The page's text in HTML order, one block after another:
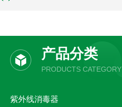
产品分类
PRODUCTS CATEGORY
紫外线消毒器